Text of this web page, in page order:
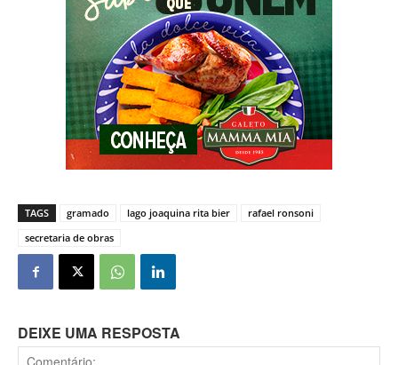
TAGS gramado lago joaquina rita bier
rafael ronsoni
secretaria de obras
DEIXE UMA RESPOSTA